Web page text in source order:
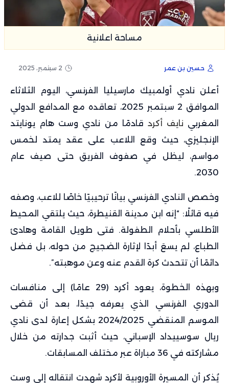
مساحة اعلانية
حسين بن عمر 2 سبتمبر، 2025
أعلن نادي أولمبيك مارسيليا الفرنسي، اليوم الثلاثاء
الموافق 2 سبتمبر 2025، تعاقده مع المدافع الدولي
المغربي نايف أكرد قادمًا من نادي وست هام يونايتد
الإنجليزي، حيث وقع اللاعب على عقد يمتد لخمس
مواسم، ليظل في صفوف الفريق حتى صيف عام
2030.
وخصص النادي الفرنسي بيانًا ترحيبيًا خاصًا للاعب، وصفه
فيه قائلًا: “إنه ابن مدينة القنيطرة، حيث يلتقي المحيط
الأطلسي بأحلام الطفولة. فتى طويل القامة وهادئ
الطباع، لم يسعَ أبدًا لإثارة الضجيج من حوله، بل فضل
دائمًا أن تتحدث كرة القدم عنه وعن موهبته”.
وبهذه الخطوة، يعود أكرد (29 عامًا) إلى منافسات
الدوري الفرنسي الذي يعرفه جيدًا، بعد أن قضى
الموسم المنقضي 2024/2025 بشكل إعارة لدى نادي
ريال سوسييداد الإسباني، حيث أثبت جدارته من خلال
مشاركته في 36 مباراة عبر مختلف المسابقات.
يُذكر أن المسيرة الأوروبية لأكرد شهدت انتقاله إلى وست